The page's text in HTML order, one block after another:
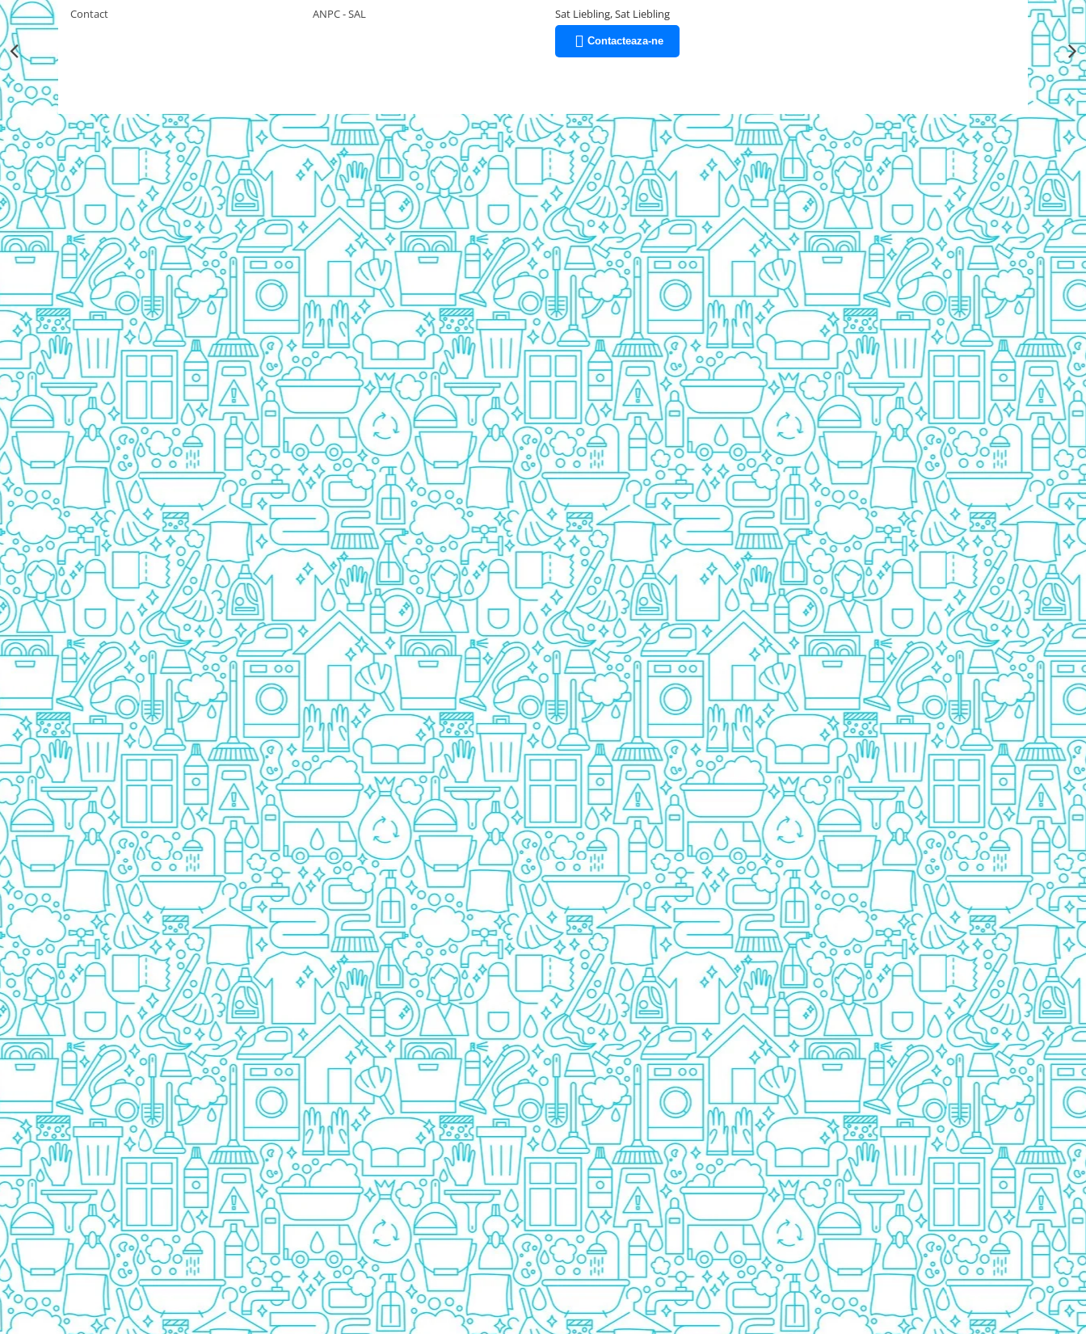
Lenjerii
Ingrijire Bebelusi
Scutece
Scutece Huggies
Scutece Happy
Scutece Pampers Bebelusi
Balsam Rufe Bebelusi
Servetele Umede Bebelusi
Suplimente Bebelusi
Betisoare
Detergent Bebelusi
Detergent Bebelusi Ariel
Sampon Bebelusi
Pasta de dinti *B*
Periuta De Dinti *B*
Periuta de Dinti Electrica Copii
Periuta de Dinti Oral B
Gel de Dus Bebelusi
Ingrijire Adulti
Scutece Adulti
Servetele Umede Adulti
Ingrijire Personala
Cosmetice
Absorbante
Absorbante & Tampoane
Tampoane
Pasta De Dinti
Cosmetice
Deodorante
Creme
Ingrijire Unghii
Machiaje/Pensule
Sapun
Sapun Solid
Sapun Lichid
Par
Vopsea
Sampon
Balsam/Masca
Coafura
Ustensile
Gel de Dus
Prezervative
Ingrijire Orala
Pasta De Dinti
Periuta Dinti
Apa De Gura
Ata Dentara
Creme Depilatoare
Spuma Si Geluri De Barbierit
Protectie Insecte
Betisoare de Urechi
Ingrijire Intima
Aparat de ras
Aparat de Ras Gillette
Aparate de Ras Venus
Accesorii
Contact
ANPC - SAL
Sat Liebling, Sat Liebling
Contacteaza-ne